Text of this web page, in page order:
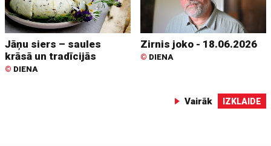
Jāņu siers – saules
krāsā un tradīcijās
© DIENA
Zirnis joko - 18.06.2026
© DIENA
Vairāk IZKLAIDE